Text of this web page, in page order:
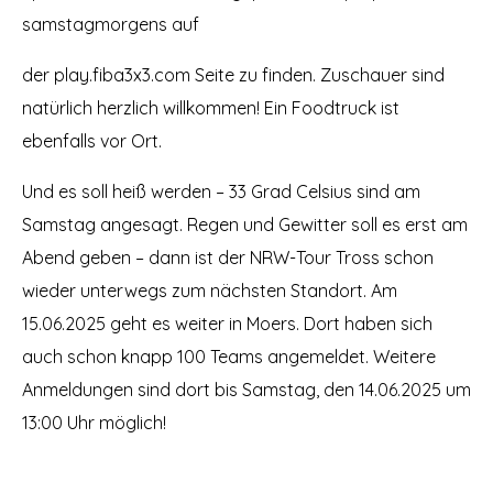
samstagmorgens auf
der play.fiba3x3.com Seite zu finden. Zuschauer sind
natürlich herzlich willkommen! Ein Foodtruck ist
ebenfalls vor Ort.
Und es soll heiß werden – 33 Grad Celsius sind am
Samstag angesagt. Regen und Gewitter soll es erst am
Abend geben – dann ist der NRW-Tour Tross schon
wieder unterwegs zum nächsten Standort. Am
15.06.2025 geht es weiter in Moers. Dort haben sich
auch schon knapp 100 Teams angemeldet. Weitere
Anmeldungen sind dort bis Samstag, den 14.06.2025 um
13:00 Uhr möglich!